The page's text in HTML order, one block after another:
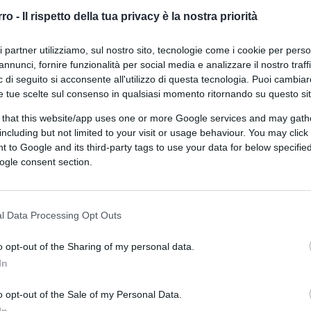
- Il rispetto della tua privacy è la nostra priorità
partner utilizziamo, sul nostro sito, tecnologie come i cookie per
fornire funzionalità per social media e analizzare il nostro
di seguito si acconsente all'utilizzo di questa tecnologia. Puoi
tue scelte sul consenso in qualsiasi momento ritornando su questo
that this website/app uses one or more Google services and may
but not limited to your visit or usage behaviour. You may
to Google and its third-party tags to use your data for below
consent section.
Data Processing Opt Outs
opt-out of the Sharing of my personal data.
opt-out of the Sale of my Personal Data.
corretti non sono pervenutio magari in
Blinken ha incoraggiato Ambasciate e
“a promuovere obiettivi politici a favore
svantaggiate” citando specificamente il
Floyd, e il 19 giugno il Juneteenth,
Liberation Day o Emancipation Day, il
di coloro che erano stati ridotti in
ha aggiunto (caldamente consigliato)
Lives Matter” anche nei futuri
all’estero con il lavaggio del cervello e
correttoche ci porterà, se non
nuova schiavitù mentale iniziata con
felice. Cosa ci potrà mai essere di